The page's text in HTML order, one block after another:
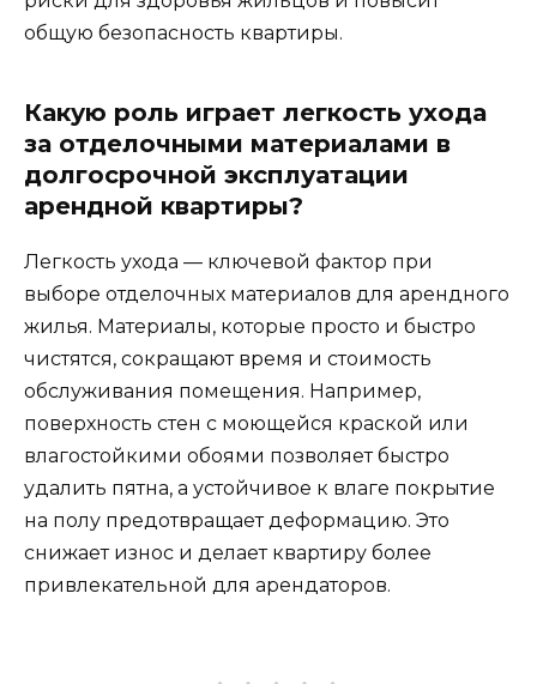
общую безопасность квартиры.
Какую роль играет легкость ухода
за отделочными материалами в
долгосрочной эксплуатации
арендной квартиры?
Легкость ухода — ключевой фактор при
выборе отделочных материалов для арендного
жилья. Материалы, которые просто и быстро
чистятся, сокращают время и стоимость
обслуживания помещения. Например,
поверхность стен с моющейся краской или
влагостойкими обоями позволяет быстро
удалить пятна, а устойчивое к влаге покрытие
на полу предотвращает деформацию. Это
снижает износ и делает квартиру более
привлекательной для арендаторов.